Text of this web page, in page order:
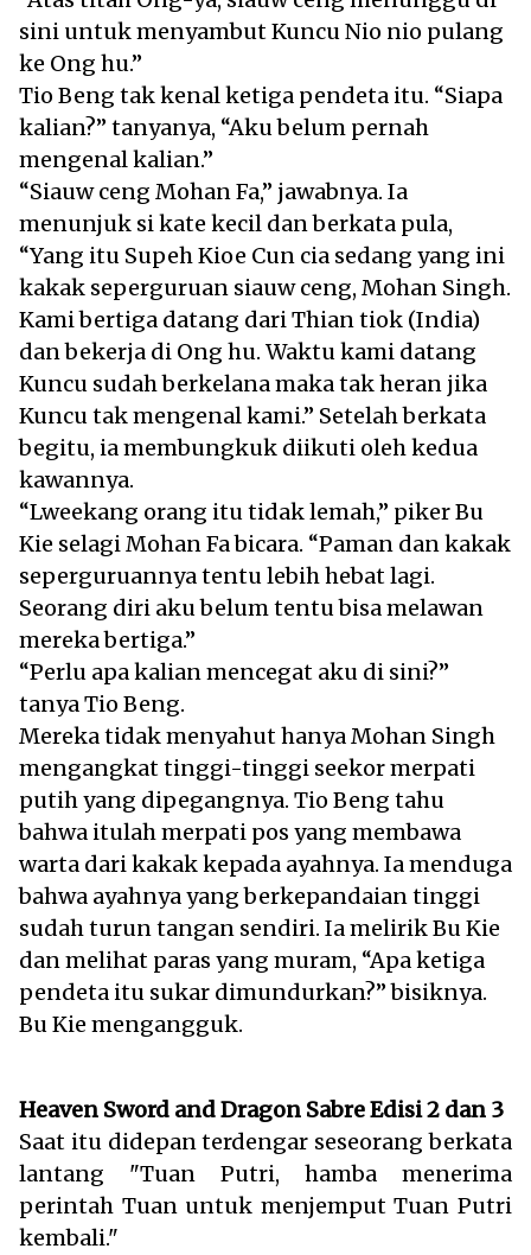
sini untuk menyambut Kuncu Nio nio pulang
ke Ong hu.”
Tio Beng tak kenal ketiga pendeta itu. “Siapa
kalian?” tanyanya, “Aku belum pernah
mengenal kalian.”
“Siauw ceng Mohan Fa,” jawabnya. Ia
menunjuk si kate kecil dan berkata pula,
“Yang itu Supeh Kioe Cun cia sedang yang ini
kakak seperguruan siauw ceng, Mohan Singh.
Kami bertiga datang dari Thian tiok (India)
dan bekerja di Ong hu. Waktu kami datang
Kuncu sudah berkelana maka tak heran jika
Kuncu tak mengenal kami.” Setelah berkata
begitu, ia membungkuk diikuti oleh kedua
kawannya.
“Lweekang orang itu tidak lemah,” piker Bu
Kie selagi Mohan Fa bicara. “Paman dan kakak
seperguruannya tentu lebih hebat lagi.
Seorang diri aku belum tentu bisa melawan
mereka bertiga.”
“Perlu apa kalian mencegat aku di sini?”
tanya Tio Beng.
Mereka tidak menyahut hanya Mohan Singh
mengangkat tinggi-tinggi seekor merpati
putih yang dipegangnya. Tio Beng tahu
bahwa itulah merpati pos yang membawa
warta dari kakak kepada ayahnya. Ia menduga
bahwa ayahnya yang berkepandaian tinggi
sudah turun tangan sendiri. Ia melirik Bu Kie
dan melihat paras yang muram, “Apa ketiga
pendeta itu sukar dimundurkan?” bisiknya.
Bu Kie mengangguk.
Heaven Sword and Dragon SabreEdisi 2 dan 3
Saat itu didepan terdengar seseorang berkata
lantang "Tuan Putri, hamba menerima
perintah Tuan untuk menjemput Tuan Putri
kembali."